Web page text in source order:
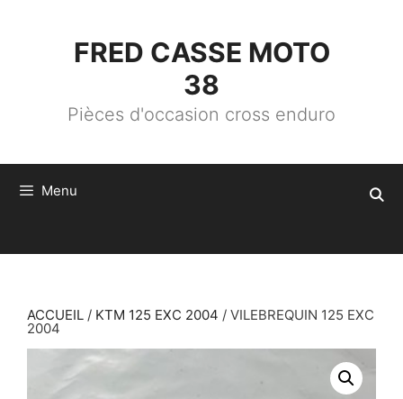
FRED CASSE MOTO
38
Pièces d'occasion cross enduro
Menu
ACCUEIL / KTM 125 EXC 2004 / VILEBREQUIN 125 EXC
2004